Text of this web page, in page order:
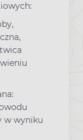
w wyniku